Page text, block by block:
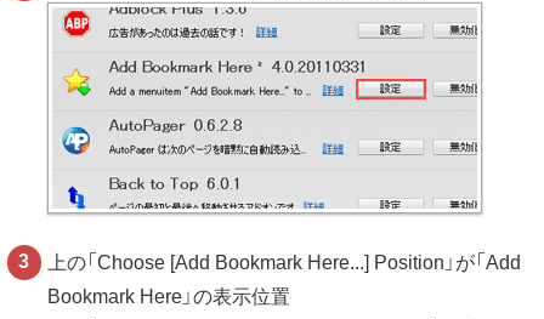
上の「Choose [Add Bookmark Here...] Position」が「Add
Bookmark Here」の表示位置